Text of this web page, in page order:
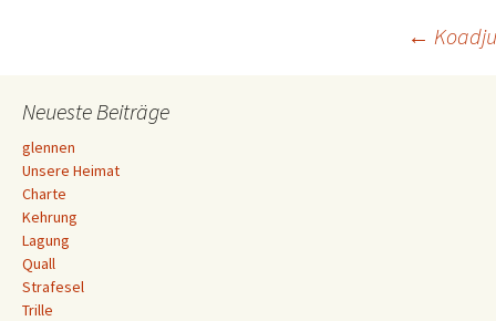
Navigation
←
Neueste Beiträge
glennen
Unsere Heimat
Charte
Kehrung
Lagung
Quall
Strafesel
Trille